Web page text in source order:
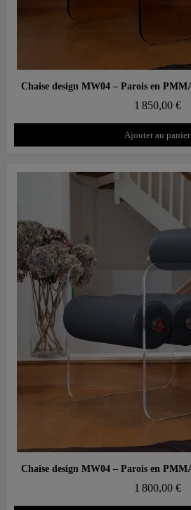
Aperçu rapide
1 850,00 €
Ajouter au panier
Aperçu rapide
1 800,00 €